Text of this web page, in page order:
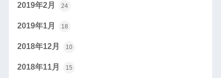
2019年2月 24
2019年1月 18
2018年12月 10
2018年11月 15